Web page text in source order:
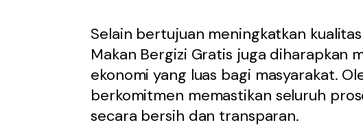
Selain bertujuan meningkatkan
Makan Bergizi Gratis juga diharapkan
ekonomi yang luas bagi masyarakat.
berkomitmen memastikan seluruh
secara bersih dan transparan.